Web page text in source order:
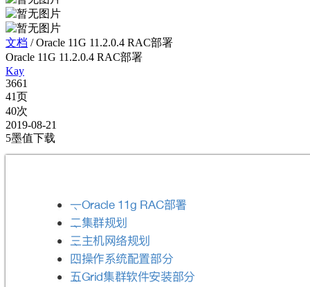
文档 /Oracle 11G 11.2.0.4 RAC部署
Oracle 11G 11.2.0.4 RAC部署
Kay
3661
41页
40次
2019-08-21
5墨值下载
Ӟ̵Oracle 11g RAC᮱ᗟ
ԫ̵ᵞᗭᥢښ
ӣ̵Ԇ๢ᗑᕶᥢښ
ࢥ̵඙֢ᔮᕹᯈᗝ᮱ړ
Բ̵Gridᵞᗭ᫫կਞᤰ᮱ړ